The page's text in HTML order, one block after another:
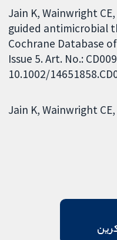
Jain K, Wainwright
guided antimicrobial
Cochrane Database
Issue 5. Art. No.:
10.1002/
Jain K Wainwright CE